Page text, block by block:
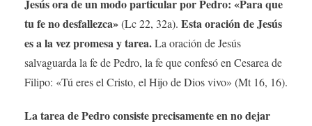
Jesús ora de un modo particular por Pedro: «Para que
tu fe no desfallezca»(Lc 22, 32a). Esta oración de Jesús
es a la vez promesa y tarea.La oración de Jesús
salvaguarda la fe de Pedro, la fe que confesó en Cesarea de
Filipo: «Tú eres el Cristo, el Hijo de Dios vivo» (Mt 16, 16).
La tarea de Pedro consiste precisamente en no dejar